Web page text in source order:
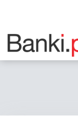
Strona główna Banki